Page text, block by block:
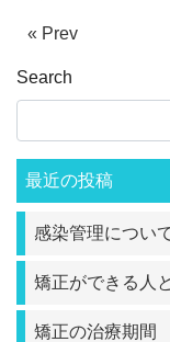
« Prev
Search
最近の投稿
感染管理につい
矯正ができる人
矯正の治療期間